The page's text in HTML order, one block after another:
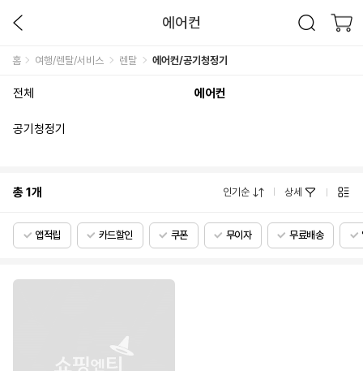
에어컨
홈 여행/렌탈/서비스 렌탈 에어컨/공기청정기
전체 에어컨
공기청정기
총1개 인기순 상세
앱적립 카드할인 쿠폰 무이자 무료배송